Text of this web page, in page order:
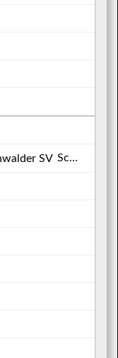
Schönwalder SV